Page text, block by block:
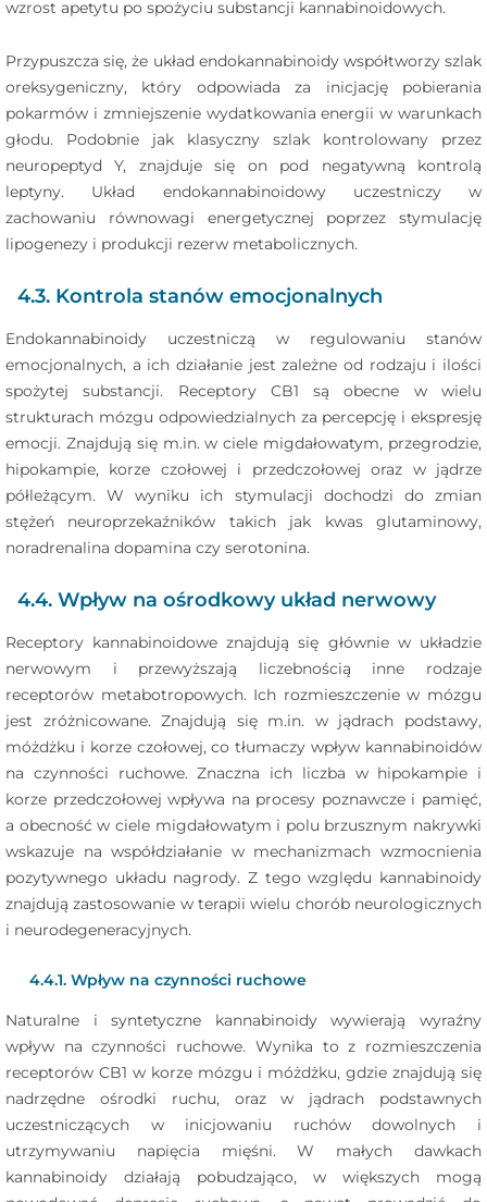
wzrost apetytu po spożyciu substancji kannabinoidowych.
Przypuszcza się, że układ endokannabinoidy współtworzy szlak
oreksygeniczny, który odpowiada za inicjację pobierania
pokarmów i zmniejszenie wydatkowania energii w warunkach
głodu. Podobnie jak klasyczny szlak kontrolowany przez
neuropeptyd Y, znajduje się on pod negatywną kontrolą
leptyny. Układ endokannabinoidowy uczestniczy w
zachowaniu równowagi energetycznej poprzez stymulację
lipogenezy i produkcji rezerw metabolicznych.
4.3. Kontrola stanów emocjonalnych
Endokannabinoidy uczestniczą w regulowaniu stanów
emocjonalnych, a ich działanie jest zależne od rodzaju i ilości
spożytej substancji. Receptory CB1 są obecne w wielu
strukturach mózgu odpowiedzialnych za percepcję i ekspresję
emocji. Znajdują się m.in. w ciele migdałowatym, przegrodzie,
hipokampie, korze czołowej i przedczołowej oraz w jądrze
półleżącym. W wyniku ich stymulacji dochodzi do zmian
stężeń neuroprzekaźników takich jak kwas glutaminowy,
noradrenalina dopamina czy serotonina.
4.4. Wpływ na ośrodkowy układ nerwowy
Receptory kannabinoidowe znajdują się głównie w układzie
nerwowym i przewyższają liczebnością inne rodzaje
receptorów metabotropowych. Ich rozmieszczenie w mózgu
jest zróżnicowane. Znajdują się m.in. w jądrach podstawy,
móżdżku i korze czołowej, co tłumaczy wpływ kannabinoidów
na czynności ruchowe. Znaczna ich liczba w hipokampie i
korze przedczołowej wpływa na procesy poznawcze i pamięć,
a obecność w ciele migdałowatym i polu brzusznym nakrywki
wskazuje na współdziałanie w mechanizmach wzmocnienia
pozytywnego układu nagrody. Z tego względu kannabinoidy
znajdują zastosowanie w terapii wielu chorób neurologicznych
i neurodegeneracyjnych.
4.4.1. Wpływ na czynności ruchowe
Naturalne i syntetyczne kannabinoidy wywierają wyraźny
wpływ na czynności ruchowe. Wynika to z rozmieszczenia
receptorów CB1 w korze mózgu i móżdżku, gdzie znajdują się
nadrzędne ośrodki ruchu, oraz w jądrach podstawnych
uczestniczących w inicjowaniu ruchów dowolnych i
utrzymywaniu napięcia mięśni. W małych dawkach
kannabinoidy działają pobudzająco, w większych mogą